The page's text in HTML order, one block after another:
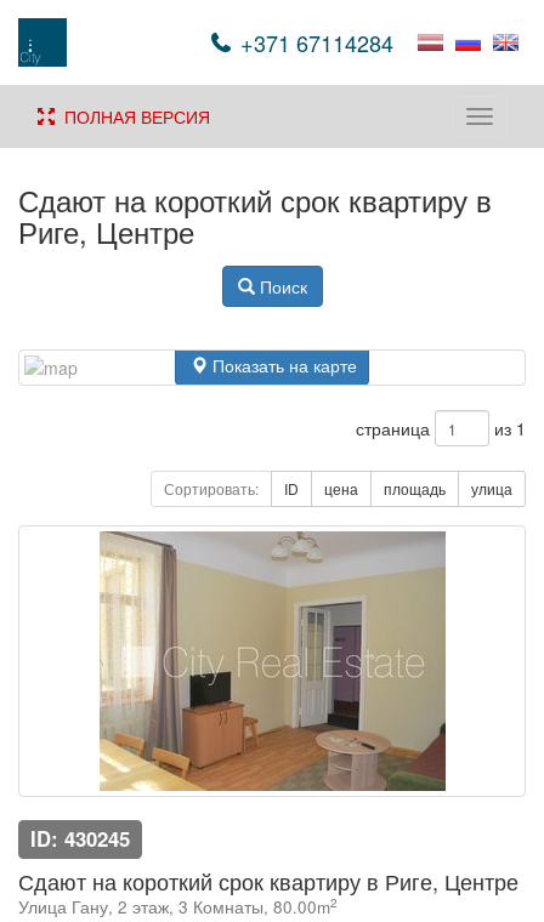
+371 67114284
Toggle
ПОЛНАЯ ВЕРСИЯ
Сдают на короткий срок квартиру в
Риге, Центре
Поиск
Показать на карте
страница из 1
Сортировать: ID цена площадь улица
ID: 430245
Сдают на короткий срок квартиру в Риге, Центре
Улица Гану, 2 этаж, 3 Комнаты, 80.00m2